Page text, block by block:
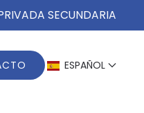
SECUNDARIA
ESPAÑOL